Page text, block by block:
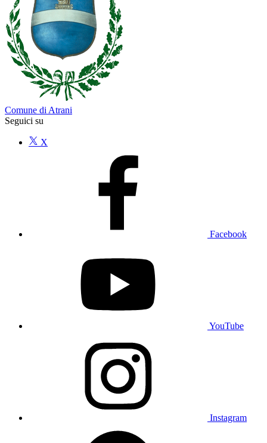
Comune di Atrani
Seguici su
X
Facebook
YouTube
Instagram